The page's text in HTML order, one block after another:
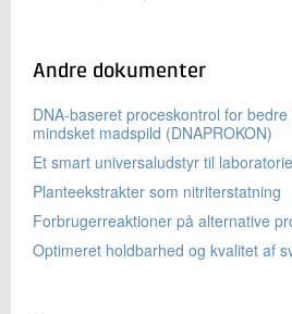
Andre dokumenter
DNA-baseret proceskontrol for
mindsket madspild (DNAPROKON)
Et smart universaludstyr til
Planteekstrakter som nitriterstatning
Forbrugerreaktioner på alternative
Optimeret holdbarhed og kvalitet af